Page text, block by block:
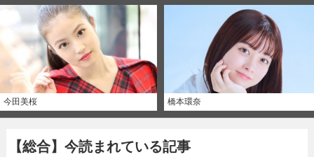
今田美桜 橋本環奈
【総合】今読まれている記事